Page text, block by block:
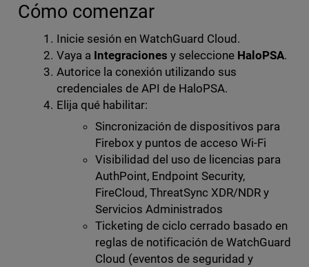
Cómo comenzar
Inicie sesión en WatchGuard Cloud.
Vaya a Integraciones y seleccione HaloPSA.
Autorice la conexión utilizando sus
credenciales de API de HaloPSA.
Elija qué habilitar:
Sincronización de dispositivos para
Firebox y puntos de acceso Wi-Fi
Visibilidad del uso de licencias para
AuthPoint, Endpoint Security,
FireCloud, ThreatSync XDR/NDR y
Servicios Administrados
Ticketing de ciclo cerrado basado en
reglas de notificación de WatchGuard
Cloud (eventos de seguridad y